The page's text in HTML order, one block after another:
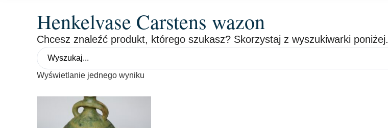
Henkelvase Carstens wazon
Chcesz znaleźć produkt, którego szukasz? Skorzystaj z wyszukiwarki poniżej.
Wyświetlanie jednego wyniku